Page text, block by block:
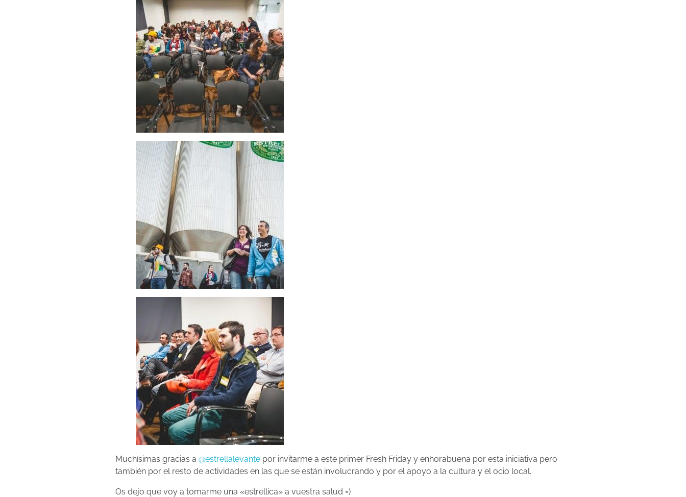
Muchísimas gracias a@estrellalevante por invitarme a este primer Fresh Friday y enhorabuena por esta iniciativa pero
también por el resto de actividades en las que se están involucrando y por el apoyo a la cultura y el ocio local.
Os dejo que voy a tomarme una «estrellica» a vuestra salud =)